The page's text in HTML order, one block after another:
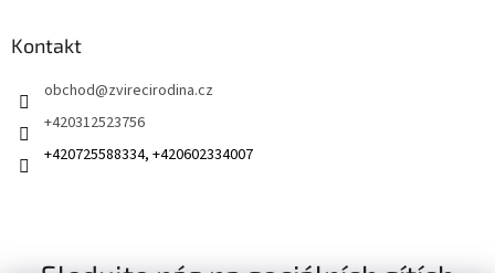
Kontakt
obchod@zvirecirodina.cz
+420312523756
+420725588334, +420602334007